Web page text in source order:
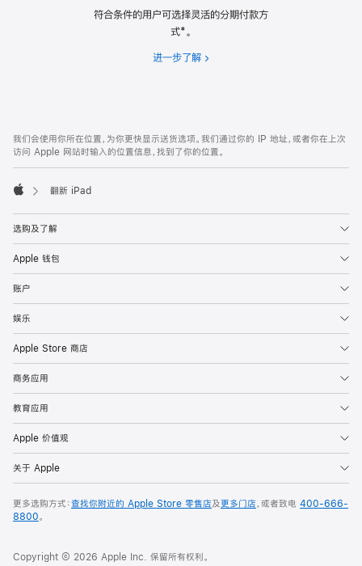
符合条件的用户可选择灵活的分期付款方
式*。
进一步了解 分
页
页
脚
注
我们会使用你所在位置，为你更快显示送货选项。我们通过你的 IP 地址，或者你在上次
访问 Apple 网站时输入的位置信息，找到了你的位置。
翻新 iPad
选购及了解
Apple 钱包
账户
娱乐
Apple Store 商店
商务应用
教育应用
Apple 价值观
关于 Apple
更多选购方式：查找你附近的 Apple Store 零售店及更多门店，或者致电 400-666-
8800。
Copyright © 2026 Apple Inc. 保留所有权利。